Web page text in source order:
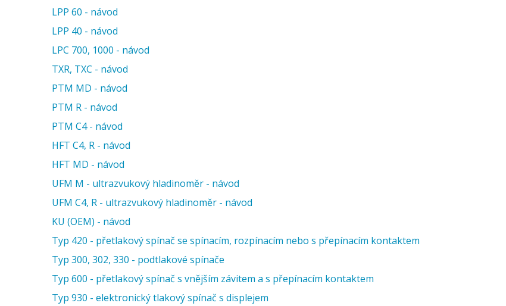
LPP 60 - návod
LPP 40 - návod
LPC 700, 1000 - návod
TXR, TXC - návod
PTM MD - návod
PTM R - návod
PTM C4 - návod
HFT C4, R - návod
HFT MD - návod
UFM M - ultrazvukový hladinoměr - návod
UFM C4, R - ultrazvukový hladinoměr - návod
KU (OEM) - návod
Typ 420 - přetlakový spínač se spínacím, rozpínacím nebo s přepínacím kontaktem
Typ 300, 302, 330 - podtlakové spínače
Typ 600 - přetlakový spínač s vnějším závitem a s přepínacím kontaktem
Typ 930 - elektronický tlakový spínač s displejem